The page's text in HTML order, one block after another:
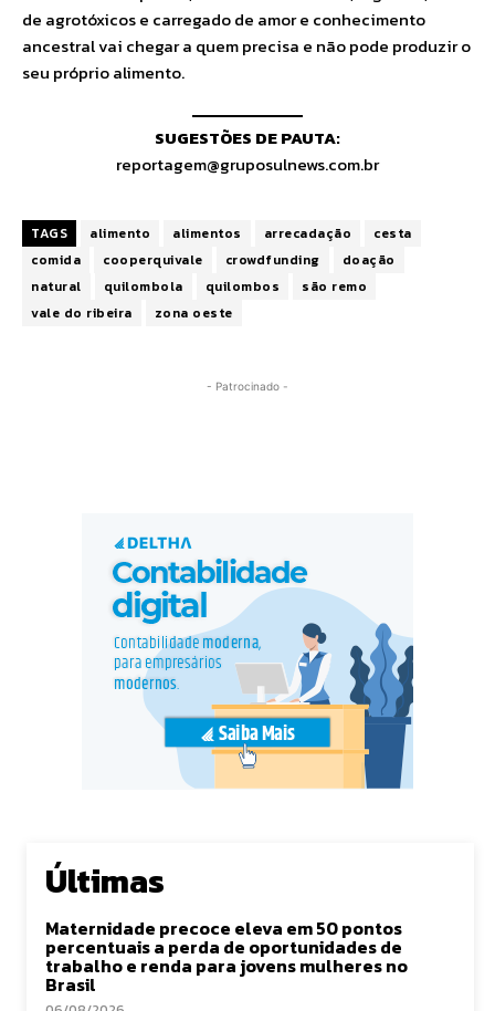
de agrotóxicos e carregado de amor e conhecimento
ancestral vai chegar a quem precisa e não pode produzir o
seu próprio alimento.
SUGESTÕES DE PAUTA:
reportagem@gruposulnews.com.br
TAGS alimento alimentos arrecadação
cesta
comida
cooperquivale crowdfunding
doação
natural
quilombola quilombos
são remo
vale do ribeira
zona oeste
- Patrocinado -
Últimas
Maternidade precoce eleva em 50 pontos
percentuais a perda de oportunidades de
trabalho e renda para jovens mulheres no
Brasil